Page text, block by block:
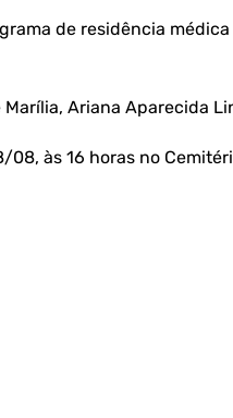
de residência
Ariana Aparecida
às 16 horas no